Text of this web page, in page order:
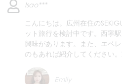
Isao***
こんにちは。広州在住の
ット旅行を検討中です。西寧
興味があります。また、エベ
のもあれば紹介してください
Emily